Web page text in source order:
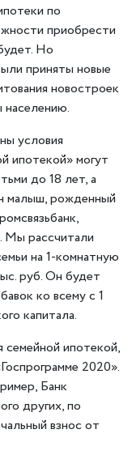
по
приобрести
Но
приняты новые
новостроек
населению.
условия
ипотекой» могут
до 18 лет, а
малыш, рожденный
Мы рассчитали
на 1-комнатную
руб. Он будет
ко всему с 1
капитала.
семейной ипотекой,
2020».
Банк
других, по
взнос от